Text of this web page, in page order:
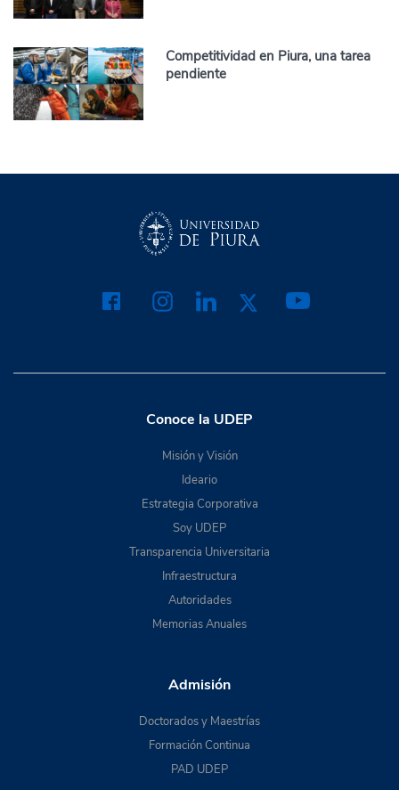
Competitividad en Piura, una tarea
pendiente
Conoce la UDEP
Misión y Visión
Ideario
Estrategia Corporativa
Soy UDEP
Transparencia Universitaria
Infraestructura
Autoridades
Memorias Anuales
Admisión
Doctorados y Maestrías
Formación Continua
PAD UDEP